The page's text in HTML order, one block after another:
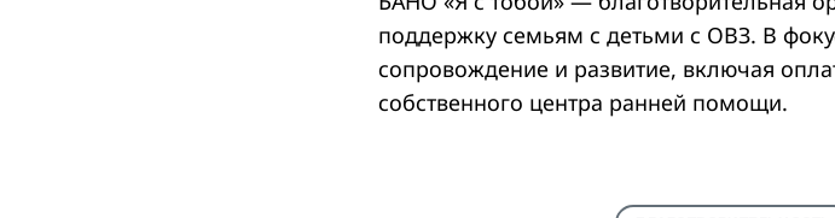
поддержку семьям с детьми с ОВЗ. В
сопровождение и развитие, включая
собственного центра ранней помощи.